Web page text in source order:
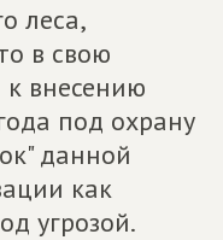
леса,
в свою
к внесению
под охрану
данной
как
угрозой.